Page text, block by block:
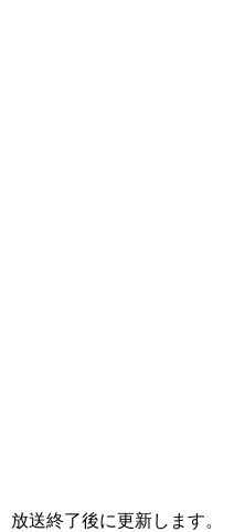
放送終了後に更新します。